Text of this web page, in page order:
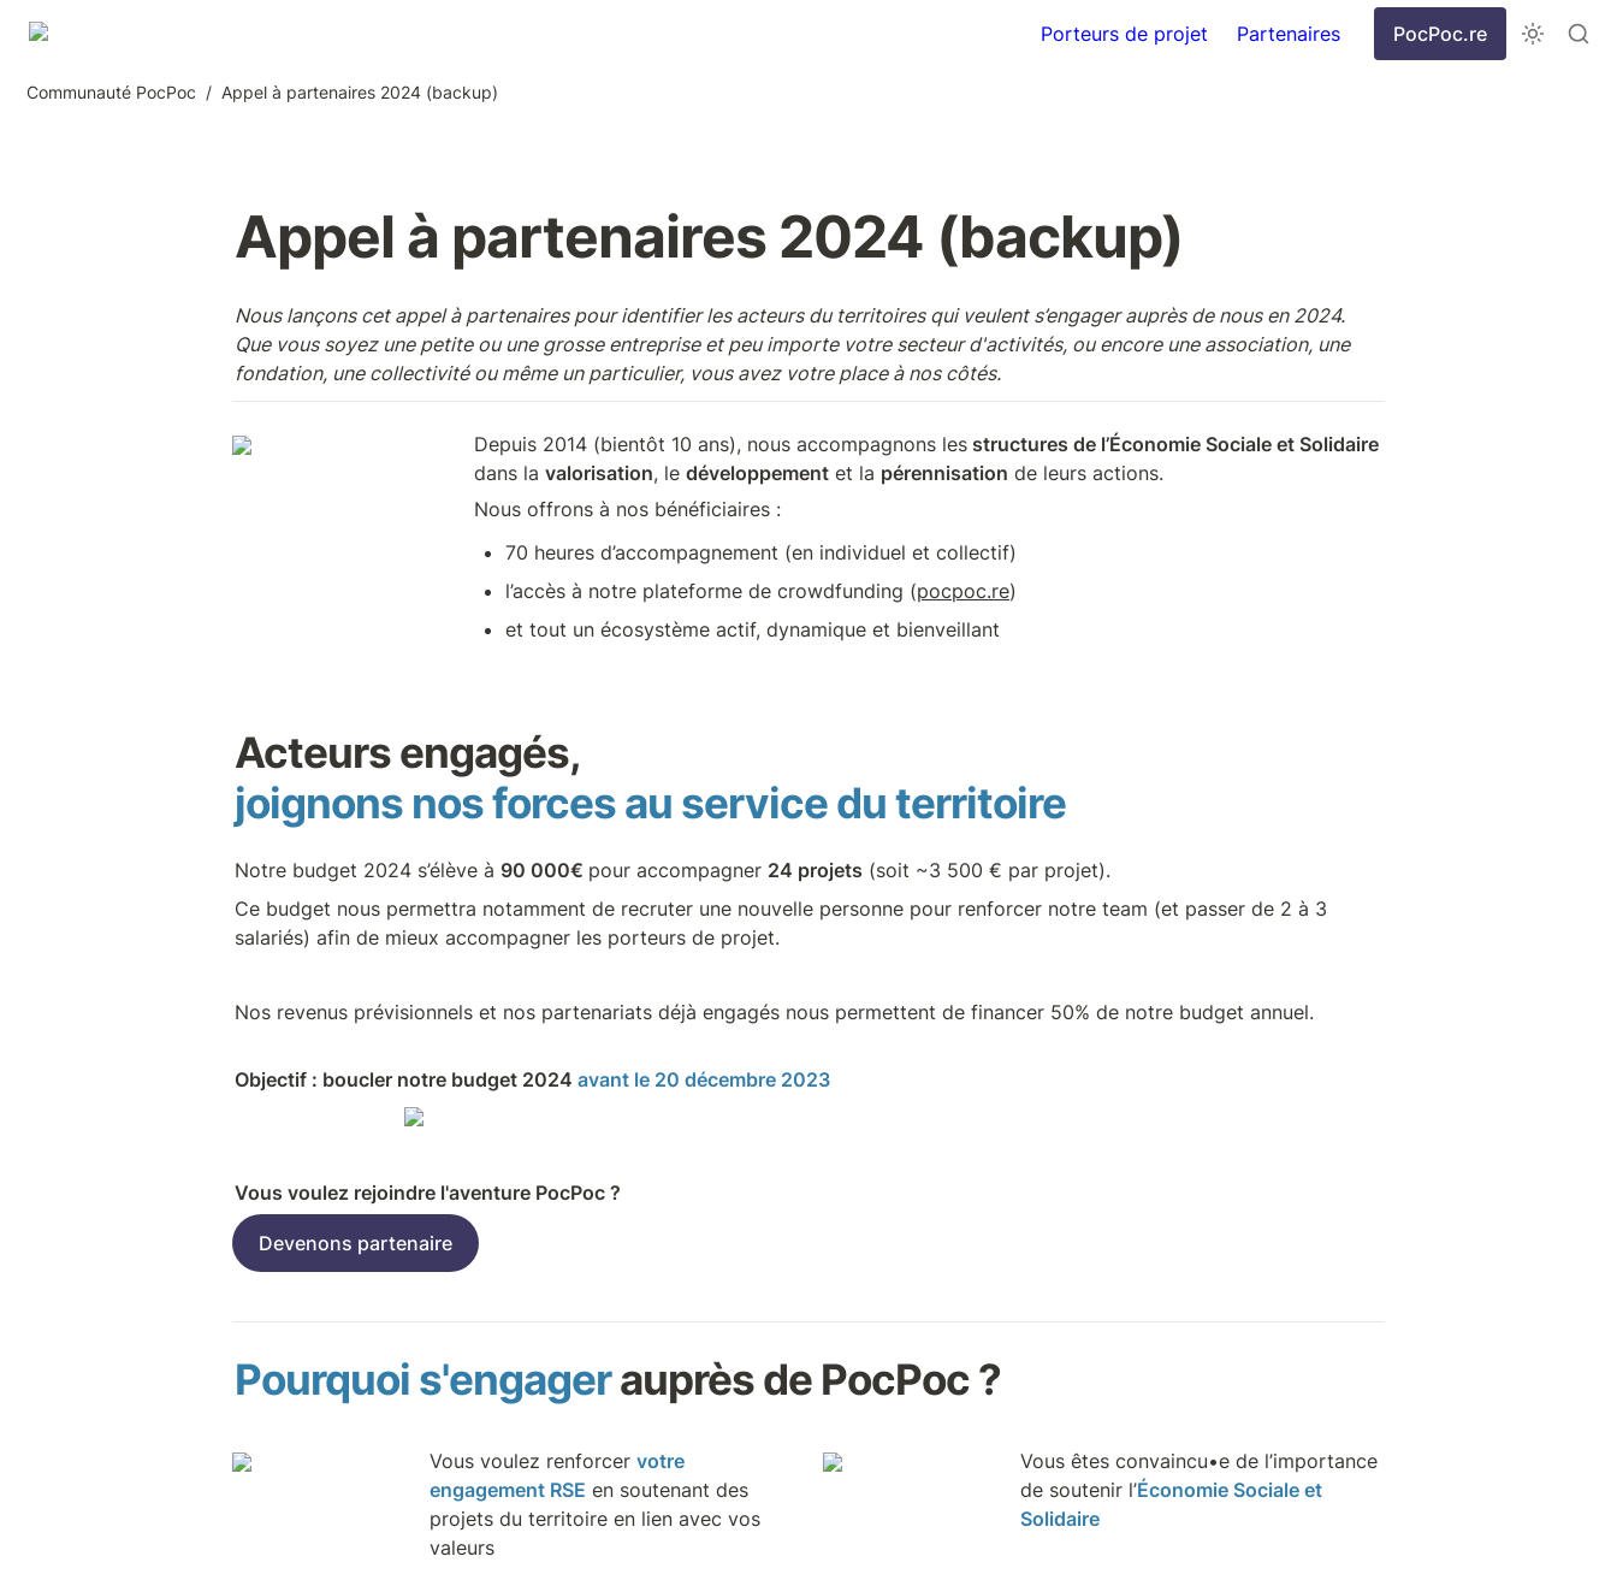
Porteurs de projet Partenaires PocPoc.re
Communauté PocPoc / Appel à partenaires 2024 (backup)
Appel à partenaires 2024 (backup)
Nous lançons cet appel à partenaires pour identifier les acteurs du territoires qui veulent s’engager auprès de nous en 2024.
Que vous soyez une petite ou une grosse entreprise et peu importe votre secteur d'activités, ou encore une association, une
fondation, une collectivité ou même un particulier, vous avez votre place à nos côtés.
Depuis 2014 (bientôt 10 ans), nous accompagnons les structures de l’Économie Sociale et Solidaire
dans la valorisation, le développement et la pérennisation de leurs actions.
Nous offrons à nos bénéficiaires :
70 heures d’accompagnement (en individuel et collectif)
l’accès à notre plateforme de crowdfunding (pocpoc.re)
et tout un écosystème actif, dynamique et bienveillant
joignons nos forces au service du territoire
Notre budget 2024 s’élève à 90 000€ pour accompagner 24 projets (soit ~3 500 € par projet).
Ce budget nous permettra notamment de recruter une nouvelle personne pour renforcer notre team (et passer de 2 à 3
salariés) afin de mieux accompagner les porteurs de projet.
Nos revenus prévisionnels et nos partenariats déjà engagés nous permettent de financer 50% de notre budget annuel.
Objectif : boucler notre budget 2024 avant le 20 décembre 2023
Vous voulez rejoindre l'aventure PocPoc ?
Devenons partenaire
Pourquoi s'engager auprès de PocPoc ?
Vous voulez renforcer votre
engagement RSE en soutenant des
projets du territoire en lien avec vos
valeurs
Vous êtes convaincu•e de l’importance
de soutenir l’Économie Sociale et
Solidaire